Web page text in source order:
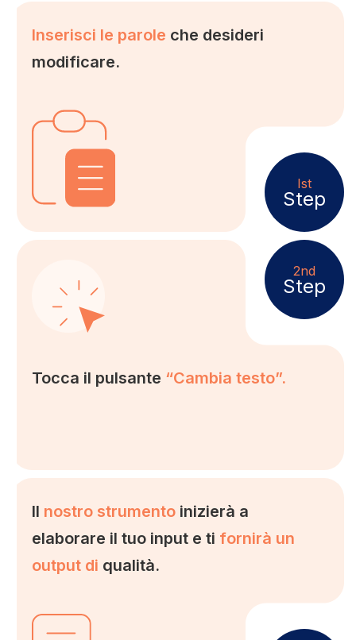
Inserisci le parole che desideri
modificare.
Ist
Step
Tocca il pulsante “Cambia testo”.
2nd
Step
Il nostro strumento inizierà a
elaborare il tuo input e ti fornirà un
output di qualità.